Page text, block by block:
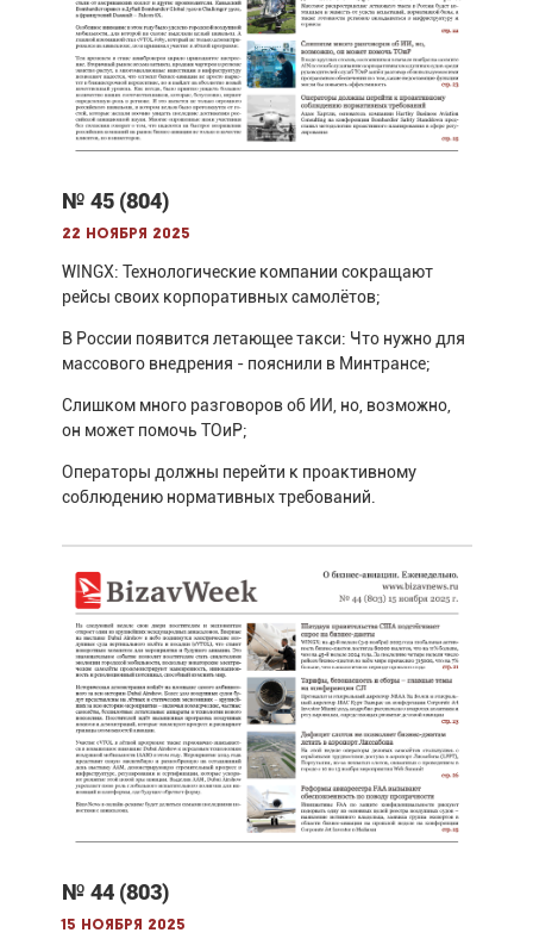
№ 45 (804)
22 ноября 2025
WINGX: Технологические компании сокращают
рейсы своих корпоративных самолётов;
В России появится летающее такси: Что нужно для
массового внедрения - пояснили в Минтрансе;
Слишком много разговоров об ИИ, но, возможно,
он может помочь ТОиР;
Операторы должны перейти к проактивному
соблюдению нормативных требований.
№ 44 (803)
15 ноября 2025